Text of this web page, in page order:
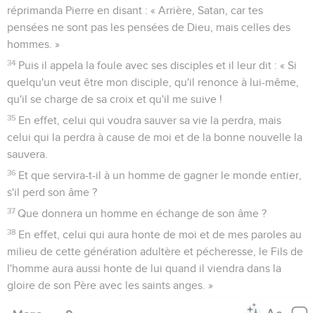
réprimanda Pierre en disant : « Arrière, Satan, car tes
pensées ne sont pas les pensées de Dieu, mais celles des
hommes. »
34 Puis il appela la foule avec ses disciples et il leur dit : « Si
quelqu'un veut être mon disciple, qu'il renonce à lui-même,
qu'il se charge de sa croix et qu'il me suive !
35 En effet, celui qui voudra sauver sa vie la perdra, mais
celui qui la perdra à cause de moi et de la bonne nouvelle la
sauvera.
36 Et que servira-t-il à un homme de gagner le monde entier,
s'il perd son âme ?
37 Que donnera un homme en échange de son âme ?
38 En effet, celui qui aura honte de moi et de mes paroles au
milieu de cette génération adultère et pécheresse, le Fils de
l'homme aura aussi honte de lui quand il viendra dans la
gloire de son Père avec les saints anges. »